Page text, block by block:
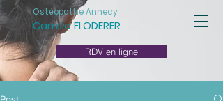
Camille FLODERER
Ostéopathe Annecy
RDV en ligne